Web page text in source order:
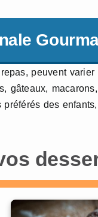
peuvent
gâteaux,
des